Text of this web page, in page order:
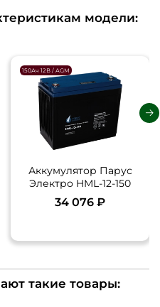
модели:
150Ач 12В / AGM
Аккумулятор Парус
Электро HML-12-150
34 076 ₽
такие товары: